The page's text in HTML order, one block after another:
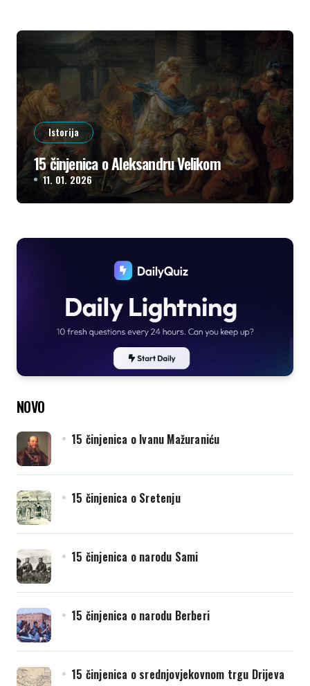
Istorija
15 činjenica o Aleksandru Velikom
11. 01. 2026
NOVO
15 činjenica o Ivanu Mažuraniću
15 činjenica o Sretenju
15 činjenica o narodu Sami
15 činjenica o narodu Berberi
15 činjenica o srednjovjekovnom trgu Drijeva